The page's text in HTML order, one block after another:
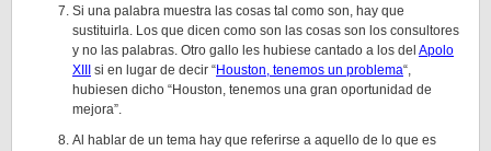
Si una palabra muestra las cosas tal como son, hay que
sustituirla. Los que dicen como son las cosas son los consultores
y no las palabras. Otro gallo les hubiese cantado a los del Apolo
XIII
si en lugar de decir “Houston, tenemos un problema“,
hubiesen dicho “Houston, tenemos una gran oportunidad de
mejora”.
Al hablar de un tema hay que referirse a aquello de lo que es